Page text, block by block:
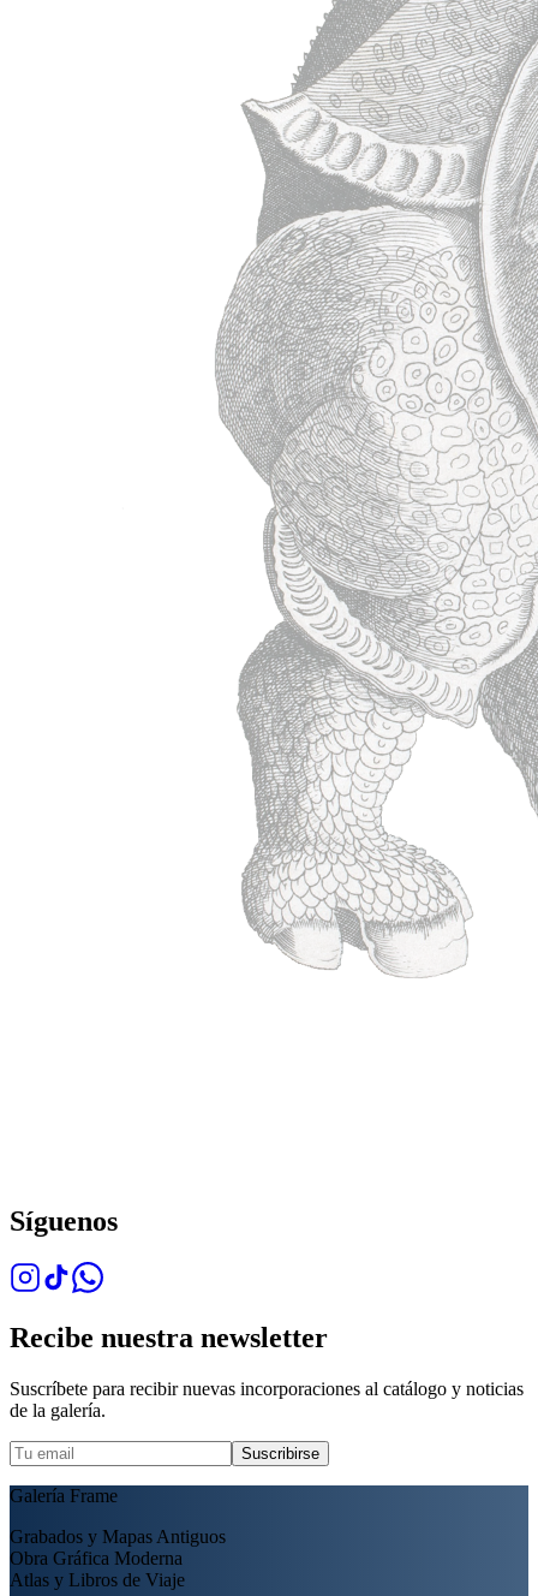
Síguenos
Recibe nuestra newsletter
Suscríbete para recibir nuevas incorporaciones al catálogo y noticias
de la galería.
Suscribirse
Galería Frame
Grabados y Mapas Antiguos
Obra Gráfica Moderna
Atlas y Libros de Viaje